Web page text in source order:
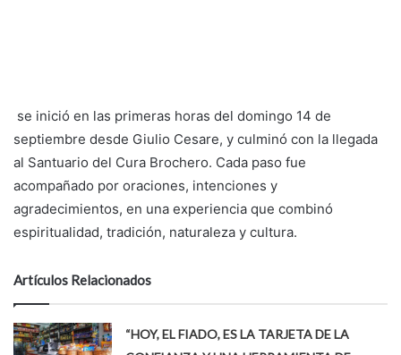
se inició en las primeras horas del domingo 14 de
septiembre desde Giulio Cesare, y culminó con la llegada
al Santuario del Cura Brochero. Cada paso fue
acompañado por oraciones, intenciones y
agradecimientos, en una experiencia que combinó
espiritualidad, tradición, naturaleza y cultura.
Artículos Relacionados
“HOY, EL FIADO, ES LA TARJETA DE LA